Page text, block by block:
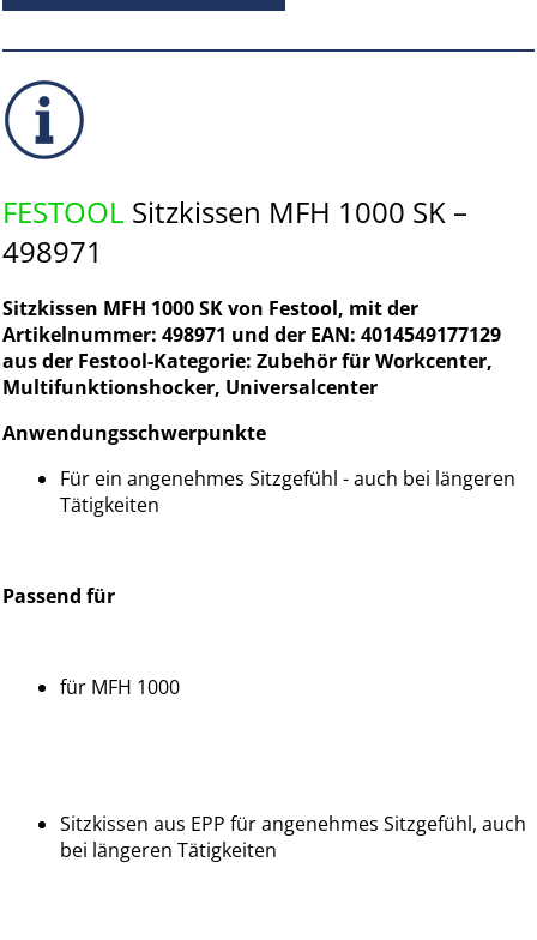
FESTOOL Sitzkissen MFH 1000 SK –
498971
Sitzkissen MFH 1000 SK von Festool, mit der
Artikelnummer: 498971 und der EAN: 4014549177129
aus der Festool-Kategorie: Zubehör für Workcenter,
Multifunktionshocker, Universalcenter
Anwendungsschwerpunkte
Für ein angenehmes Sitzgefühl - auch bei längeren
Tätigkeiten
Passend für
für MFH 1000
Sitzkissen aus EPP für angenehmes Sitzgefühl, auch
bei längeren Tätigkeiten